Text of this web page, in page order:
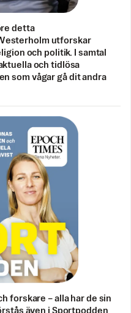
detta
utforskar
och politik. I samtal
och tidlösa
som vågar gå dit andra
forskare – alla har de sin
även i Sportpodden